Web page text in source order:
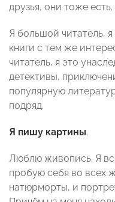
друзья, они тоже есть.
Я большой читатель,
книги с тем же
читатель, я это
детективы,
популярную
подряд.
Я пишу картины.
Люблю живопись. Я
пробую себя во всех
натюрморты, и